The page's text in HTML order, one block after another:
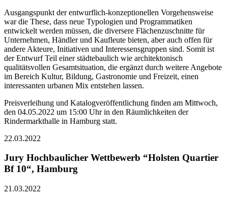
Ausgangspunkt der entwurflich-konzeptionellen Vorgehensweise
war die These, dass neue Typologien und Programmatiken
entwickelt werden müssen, die diversere Flächenzuschnitte für
Unternehmen, Händler und Kaufleute bieten, aber auch offen für
andere Akteure, Initiativen und Interessensgruppen sind. Somit ist
der Entwurf Teil einer städtebaulich wie architektonisch
qualitätsvollen Gesamtsituation, die ergänzt durch weitere Angebote
im Bereich Kultur, Bildung, Gastronomie und Freizeit, einen
interessanten urbanen Mix entstehen lassen.
Preisverleihung und Katalogveröffentlichung finden am Mittwoch,
den 04.05.2022 um 15:00 Uhr in den Räumlichkeiten der
Rindermarkthalle in Hamburg statt.
22.03.2022
Jury Hochbaulicher Wettbewerb “Holsten Quartier
Bf 10“, Hamburg
21.03.2022